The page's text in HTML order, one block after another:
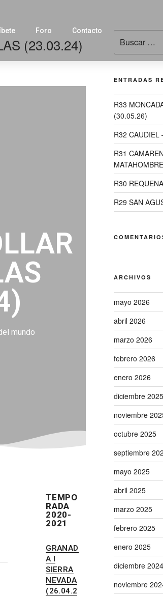
Foro Contacto
(23.03.24)
mundo
TEMPO
RADA
2020-
2021
GRANAD
A I
SIERRA
NEVADA
(26.04.2
ENTRADAS
R33
(30.05.26)
R32 CAUDIEL
R31
R30
R29 SAN
ARCHIVOS
mayo 2026
abril 2026
marzo 2026
febrero 2026
enero 2026
diciembre 2025
noviembre
octubre 2025
septiembre
mayo 2025
abril 2025
marzo 2025
febrero 2025
enero 2025
diciembre 2024
noviembre